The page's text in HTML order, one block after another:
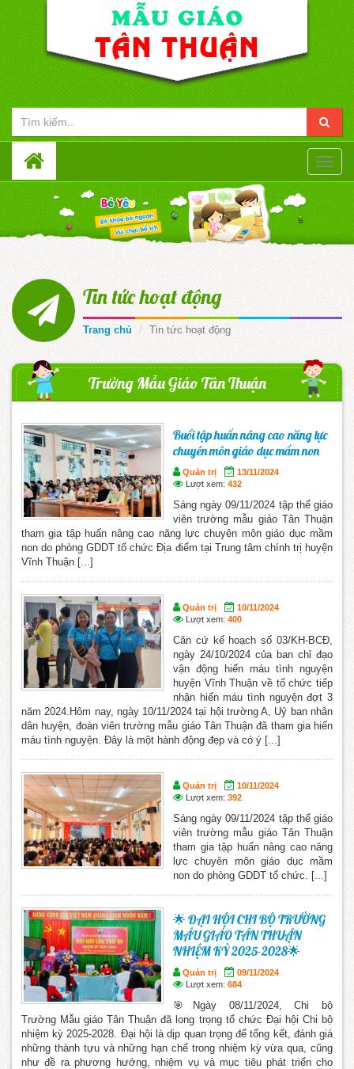
Toggle
Tin tức hoạt động
Trang chủ Tin tức hoạt động
Trường Mẫu Giáo Tân Thuận
Buổi tập huấn nâng cao năng lực
chuyên môn giáo dục mầm non
Quản trị
13/11/2024
Lượt xem: 432
Sáng ngày 09/11/2024 tập thể giáo
viên trường mẫu giáo Tân Thuận
tham gia tập huấn nâng cao năng lực chuyên môn giáo dục mầm
non do phòng GDDT tổ chức Địa điểm tại Trung tâm chính trị huyện
Vĩnh Thuận [...]
Quản trị
10/11/2024
Lượt xem: 400
Căn cứ kế hoạch số 03/KH-BCĐ,
ngày 24/10/2024 của ban chỉ đạo
vận động hiến máu tình nguyện
huyện Vĩnh Thuận về tổ chức tiếp
nhận hiến máu tình nguyện đợt 3
năm 2024.Hôm nay, ngày 10/11/2024 tại hội trường A, Uỷ ban nhân
dân huyện, đoàn viên trường mẫu giáo Tân Thuận đã tham gia hiến
máu tình nguyện. Đây là một hành động đẹp và có ý [...]
Quản trị
10/11/2024
Lượt xem: 392
Sáng ngày 09/11/2024 tập thể giáo
viên trường mẫu giáo Tân Thuận
tham gia tập huấn nâng cao năng
lực chuyên môn giáo dục mầm
non do phòng GDDT tổ chức. [...]
🌟 ĐẠI HỘI CHI BỘ TRƯỜNG
MẪU GIÁO TÂN THUẬN
NHIỆM KỲ 2025-2028🌟
Quản trị
09/11/2024
Lượt xem: 684
🎯Ngày 08/11/2024, Chi bộ
Trường Mẫu giáo Tân Thuận đã long trọng tổ chức Đại hội Chi bộ
nhiệm kỳ 2025-2028. Đại hội là dịp quan trọng để tổng kết, đánh giá
những thành tựu và những hạn chế trong nhiệm kỳ vừa qua, cũng
như đề ra phương hướng, nhiệm vụ và mục tiêu phát triển cho